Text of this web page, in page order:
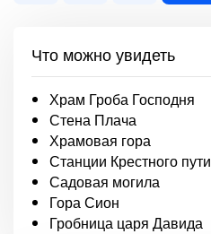
Что можно увидеть
Храм Гроба Господня
Стена Плача
Храмовая гора
Станции Крестного пути
Садовая могила
Гора Сион
Гробница царя Давида